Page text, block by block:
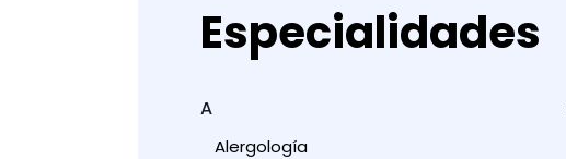
Especialidades
A
Alergología